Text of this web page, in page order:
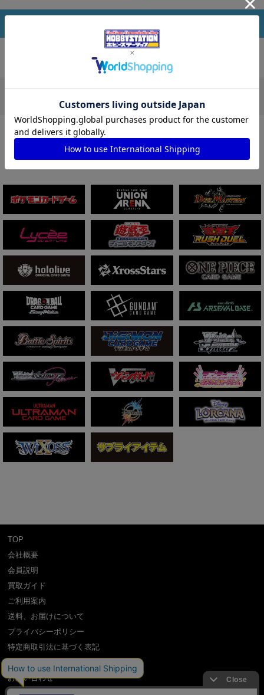
この商品を買った人は、他にこんな商品を買っ
TOP
会社概要
会員説明
買取ガイド
ご利用案内
送料、お届けについて
プライバシーポリシー
特定商取引法に基づく表記
お問い合わせ
利用規約